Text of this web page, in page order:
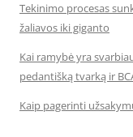
Tekinimo procesas
žaliavos iki giganto
Kai ramybė yra
pedantišką tvarką ir
Kaip pagerinti